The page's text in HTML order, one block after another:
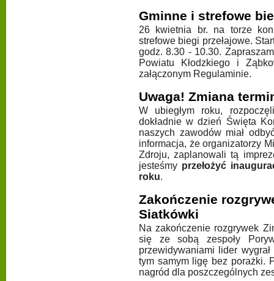
Gminne i strefowe
26 kwietnia br. na torze
strefowe biegi przełajowe.
godz. 8.30 - 10.30.
Powiatu Kłodzkiego i
załączonym Regulaminie.
Uwaga! Zmiana
W ubiegłym roku,
dokładnie w dzień Święta
naszych zawodów miał
informacja, że organizatorzy
Zdroju, zaplanowali tą
jesteśmyprzełożyć
roku.
Zakończenie
Siatkówki
Na zakończenie rozgrywek
się ze sobą zespoły
przewidywaniami lider
tym samym ligę bez porażki.
nagród dla poszczególnych